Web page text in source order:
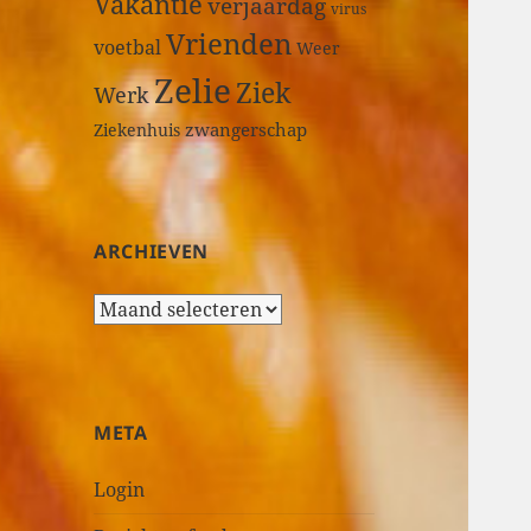
virus
voetbalVrienden Weer
WerkZelieZiek
Ziekenhuis zwangerschap
ARCHIEVEN
A
i
v
e
META
Login